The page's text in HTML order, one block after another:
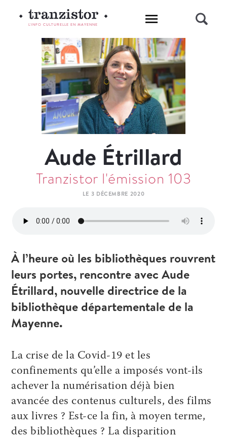
L'INFO CULTURELLE EN MAYENNE
Aude Étrillard
Tranzistor l'émission 103
LE 3 DÉCEMBRE 2020
À l’heure où les bibliothèques rouvrent
leurs portes, rencontre avec Aude
Étrillard, nouvelle directrice de la
bibliothèque départementale de la
Mayenne.
La crise de la Covid-19 et les
confinements qu’elle a imposés vont-ils
achever la numérisation déjà bien
avancée des contenus culturels, des films
aux livres ? Est-ce la fin, à moyen terme,
des bibliothèques ? La disparition